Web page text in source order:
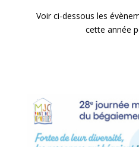
Voir ci-dessous les
cette année